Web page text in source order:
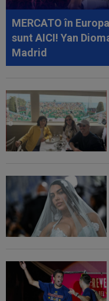
CFR Cluj!
MERCATO în
sunt AICI! Yan
Madrid